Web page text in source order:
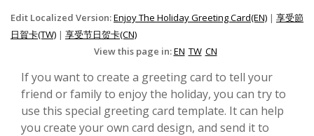
Edit Localized Version:Enjoy The Holiday Greeting Card(EN) | 享受節
日賀卡(TW) | 享受节日贺卡(CN)
View this page in:EN TW CN
If you want to create a greeting card to tell your
friend or family to enjoy the holiday, you can try to
use this special greeting card template. It can help
you create your own card design, and send it to